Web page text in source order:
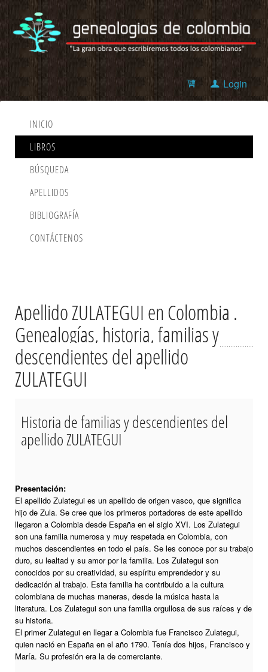
Login
INICIO
LIBROS
BÚSQUEDA
APELLIDOS
BIBLIOGRAFÍA
CONTÁCTENOS
Apellido ZULATEGUI en Colombia .
Genealogías, historia, familias y
descendientes del apellido
ZULATEGUI
Historia de familias y descendientes del
apellido ZULATEGUI
Presentación:
El apellido Zulategui es un apellido de origen vasco, que significa
hijo de Zula. Se cree que los primeros portadores de este apellido
llegaron a Colombia desde España en el siglo XVI. Los Zulategui
son una familia numerosa y muy respetada en Colombia, con
muchos descendientes en todo el país. Se les conoce por su trabajo
duro, su lealtad y su amor por la familia. Los Zulategui son
conocidos por su creatividad, su espíritu emprendedor y su
dedicación al trabajo. Esta familia ha contribuido a la cultura
colombiana de muchas maneras, desde la música hasta la
literatura. Los Zulategui son una familia orgullosa de sus raíces y de
su historia.
El primer Zulategui en llegar a Colombia fue Francisco Zulategui,
quien nació en España en el año 1790. Tenía dos hijos, Francisco y
María. Su profesión era la de comerciante.